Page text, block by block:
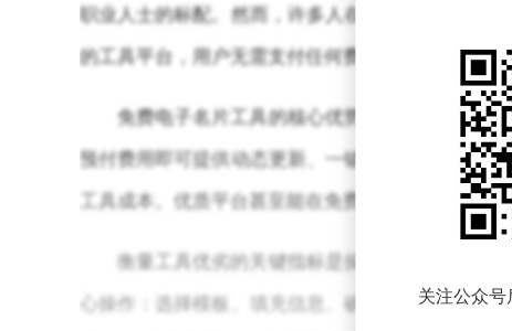
职业人士的标配。然而，许多人在尝试制作电子名
的工具平台，用户无需支付任何费用即可完成从设
免费电子名片工具的核心优势在于降低使用门
预付费用即可提供动态更新、一键分享、访问数据
工具成本。优质平台甚至能在免费版本中保留足够
衡量工具优劣的关键指标是操作流程的简洁性
心操作：选择模板、填充信息、确认生成。例如，
关注公众